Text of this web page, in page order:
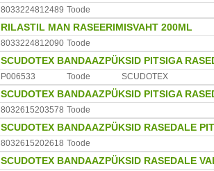
8033224812489 Toode
RILASTIL MAN RASEERIMISVAHT 200ML
8033224812090 Toode
SCUDOTEX BANDAAZPÜKSID PITSIGA
P006533 Toode SCUDOTEX
SCUDOTEX BANDAAZPÜKSID PITSIGA
8032615203578 Toode
SCUDOTEX BANDAAZPÜKSID RASEDALE
8032615202618 Toode
SCUDOTEX BANDAAZPÜKSID RASEDALE